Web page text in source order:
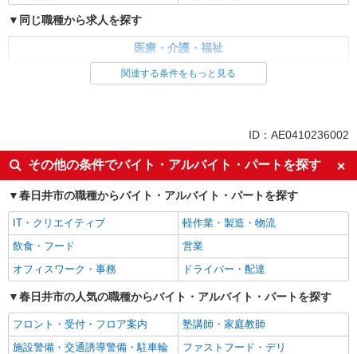
同じ職種から求人を探す
医療・介護・福祉
交通費支給
社会保険あり
関連する条件をもっと見る
ID：AE0410236002
その他の条件でバイト・アルバイト・パートを探す
春日井市の職種からバイト・アルバイト・パートを探す
IT・クリエイティブ
軽作業・製造・物流
飲食・フード
営業
オフィスワーク・事務
ドライバー・配達
春日井市の人気の職種からバイト・アルバイト・パートを探す
フロント・受付・フロア案内
塾講師・家庭教師
施設警備・交通誘導警備・駐車輪
ファストフード・デリ